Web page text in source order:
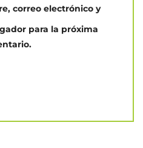
correo electrónico y
para la próxima